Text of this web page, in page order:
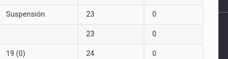
Suspensión 23 0
23 0
19 (0) 24 0